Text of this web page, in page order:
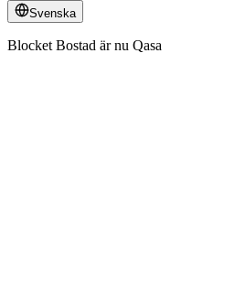
Svenska
Blocket Bostad är nu Qasa